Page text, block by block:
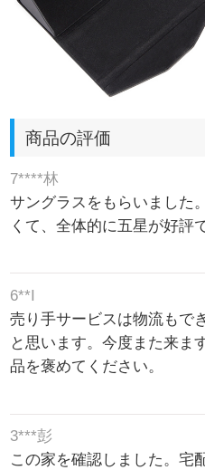
商品の評価
7****林
サングラスをもらいました
くて、全体的に五星が好評
6**I
売り手サービスは物流もで
と思います。今度また来ま
品を褒めてください。
3***彭
この家を確認しました。宅